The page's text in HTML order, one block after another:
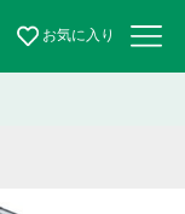
お気に入り